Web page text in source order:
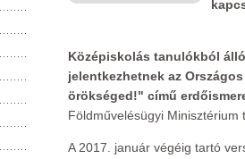
Középiskolás tanulókból
jelentkezhetnek az
örökséged!" című
Földművelésügyi
A 2017. január végéig tartó